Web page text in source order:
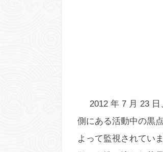
2012 年 7 月 23
側にある活動中の黒
よって監視されてい